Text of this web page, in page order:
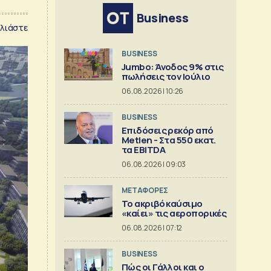
Business
BUSINESS
Jumbo: Άνοδος 9% στις
πωλήσεις τον Ιούλιο
06.08.2026 | 10:26
BUSINESS
Επιδόσεις ρεκόρ από
Metlen - Στα 550 εκατ.
τα EBITDA
06.08.2026 | 09:03
ΜΕΤΑΦΟΡΕΣ
Το ακριβό καύσιμο
«καίει» τις αεροπορικές
06.08.2026 | 07:12
BUSINESS
Πώς οι Γάλλοι και ο